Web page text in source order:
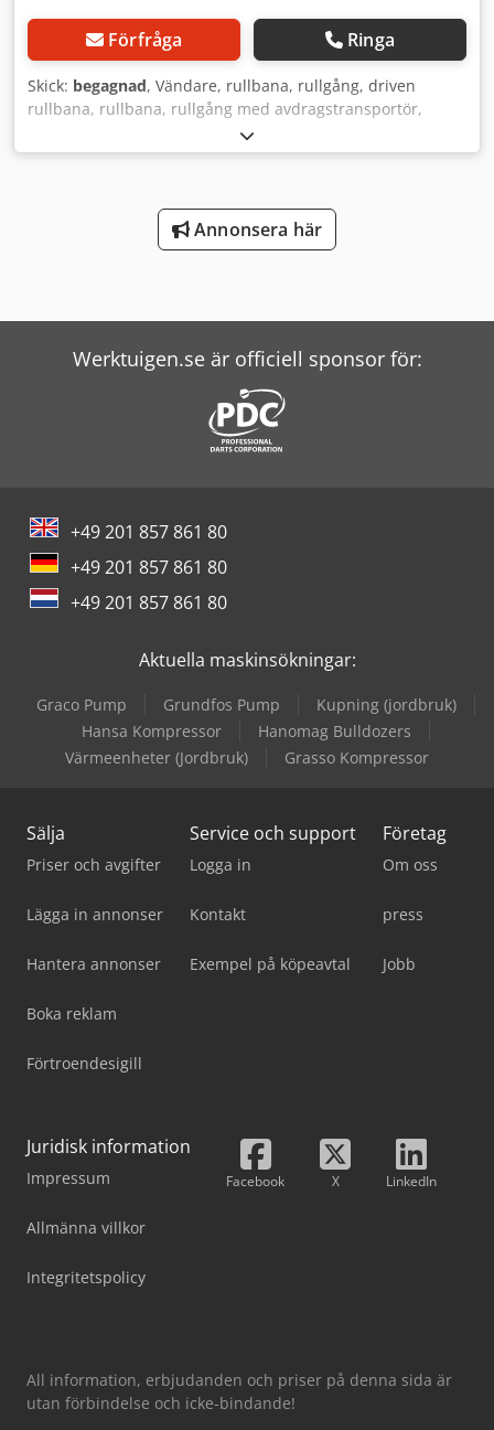
Förfråga Ringa
Skick: begagnad, Vändare, rullbana, rullgång, driven
rullbana, rullbana, rullgång med avdragstransportör,
överföringsstation -Tillverkare: Grenzebach,
överföringsstation rullbana typ WRS -Drivmotor rullbana:
mm -Axelavstånd: 250 mm Dkedpfx Aotlzg Eegvjr -
Rullavstånd: 250 mm -Rullar: gummerade -Höjning:
-Vikt: 397 kg
Annonsera här
Werktuigen.se är officiell sponsor för:
+49 201 857 861 80
+49 201 857 861 80
+49 201 857 861 80
Aktuella maskinsökningar:
Graco Pump Grundfos Pump
Kupning (jordbruk)
Hansa Kompressor
Hanomag Bulldozers
Värmeenheter (Jordbruk)
Grasso Kompressor
Sälja
Priser och avgifter
Lägga in annonser
Hantera annonser
Boka reklam
Förtroendesigill
Service och support
Logga in
Kontakt
Exempel på köpeavtal
Företag
Om oss
press
Jobb
Juridisk information
Impressum
Allmänna villkor
Integritetspolicy
Facebook X LinkedIn
All information, erbjudanden och priser på denna sida är
utan förbindelse och icke-bindande!